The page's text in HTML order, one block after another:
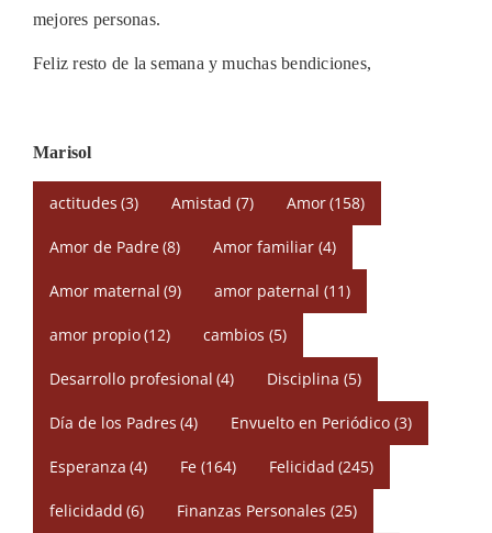
mejores personas.
Feliz resto de la semana y muchas bendiciones,
Marisol
actitudes (3) Amistad (7) Amor(158)
Amor de Padre(8) Amor familiar (4)
Amor maternal (9) amor paternal (11)
amor propio(12) cambios (5)
Desarrollo profesional (4) Disciplina (5)
Día de los Padres (4) Envuelto en Periódico (3)
Esperanza (4) Fe (164) Felicidad (245)
felicidadd (6) Finanzas Personales (25)